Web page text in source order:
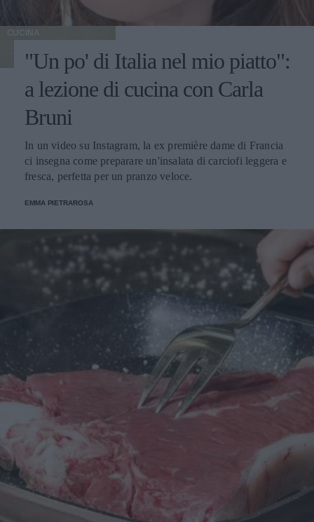
CUCINA
"Un po' di Italia nel mio piatto":
a lezione di cucina con Carla
Bruni
In un video su Instagram, la ex première dame di Francia
ci insegna come preparare un'insalata di carciofi leggera e
fresca, perfetta per un pranzo veloce.
EMMA PIETRAROSA